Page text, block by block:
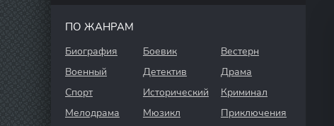
ПО ЖАНРАМ
Биография Боевик
Вестерн
Военный
Детектив
Драма
Спорт
Исторический
Криминал
Мелодрама
Мюзикл
Приключения